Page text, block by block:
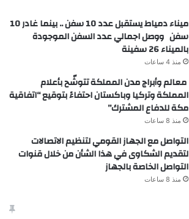
ميناء دمياط يستقبل عدد 10 سفن .. بينما غادر 10
سفن ووصل اجمالي عدد السفن الموجودة
بالميناء 26 سفينة
منذ 4 ساعات
معالم وأبراج مدن المملكة تتوشّح بأعلام
المملكة وتركيا وباكستان احتفاءً بتوقيع “اتفاقية
مكة للدفاع المشترك”
منذ 8 ساعات
التواصل مع الجهاز القومي لتنظيم الاتصالات
لتقديم الشكاوى في هذا الشأن من خلال قنوات
التواصل الخاصة بالجهاز
منذ 8 ساعات